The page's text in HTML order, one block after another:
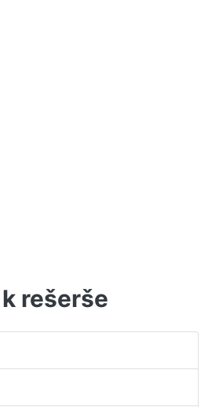
rešerše